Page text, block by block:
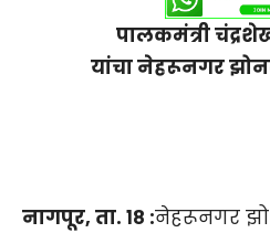
पालकमंत्री
यांचानेहरूनगर
नागपूर, ता. १८ :नेहरूनगर झो